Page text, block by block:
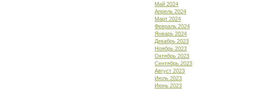
Май 2024
Апрель 2024
Март 2024
Февраль 2024
Январь 2024
Декабрь 2023
Ноябрь 2023
Октябрь 2023
Сентябрь 2023
Август 2023
Июль 2023
Июнь 2023